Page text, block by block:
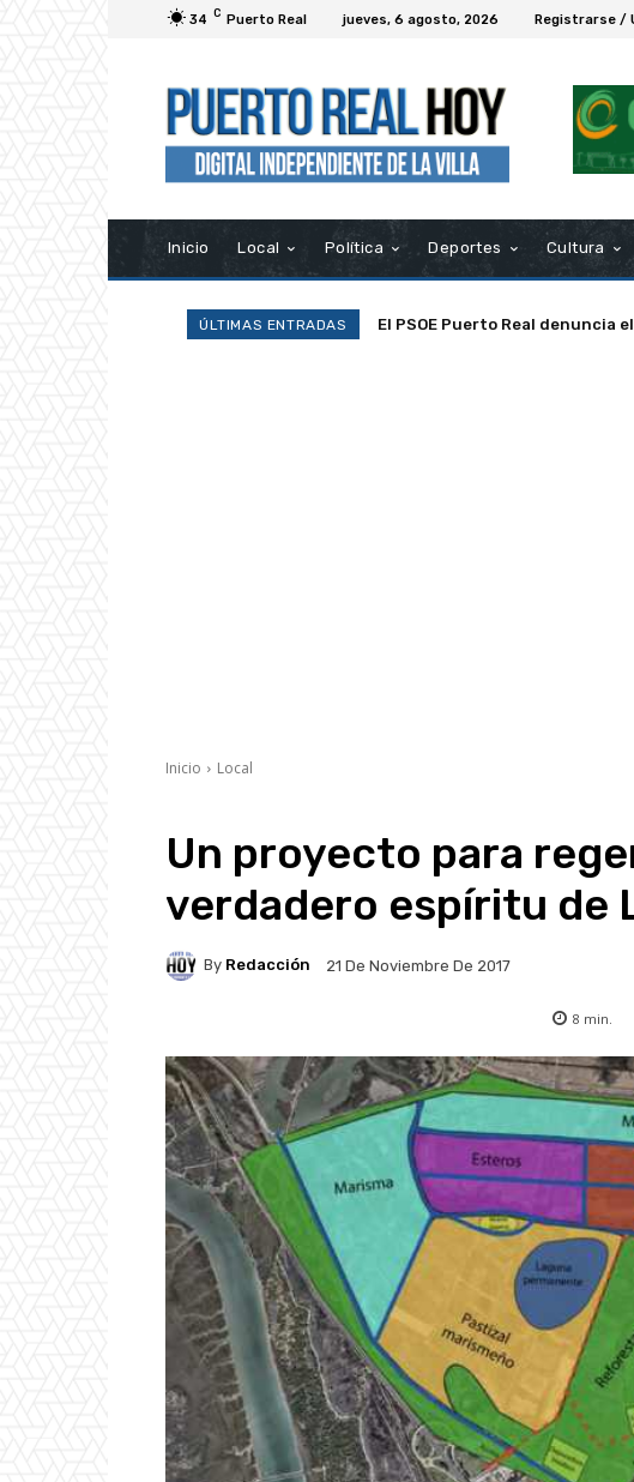
34 C Puerto Real jueves, 6 agosto, 2026 Registrarse /
Inicio Local Política Deportes Cultura
ÚLTIMAS ENTRADAS La Asociación Rampa de
Inicio Local
Un proyecto para
verdadero espíritu de
By Redacción 21 De Noviembre De 2017
8 min.